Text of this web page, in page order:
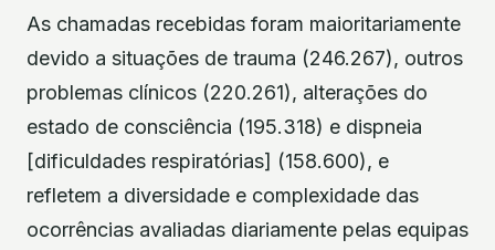
As chamadas recebidas foram maioritariamente
devido a situações de trauma (246.267), outros
problemas clínicos (220.261), alterações do
estado de consciência (195.318) e dispneia
[dificuldades respiratórias] (158.600), e
refletem a diversidade e complexidade das
ocorrências avaliadas diariamente pelas equipas